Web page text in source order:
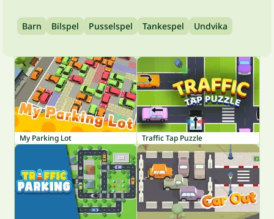
Barn Bilspel Pusselspel Tankespel Undvika
My Parking Lot Traffic Tap Puzzle